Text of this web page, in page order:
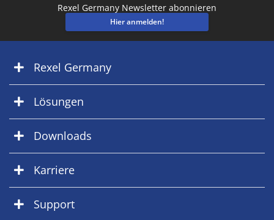
Rexel Germany Newsletter abonnieren
Hier anmelden!
Rexel Germany
Lösungen
Downloads
Karriere
Support